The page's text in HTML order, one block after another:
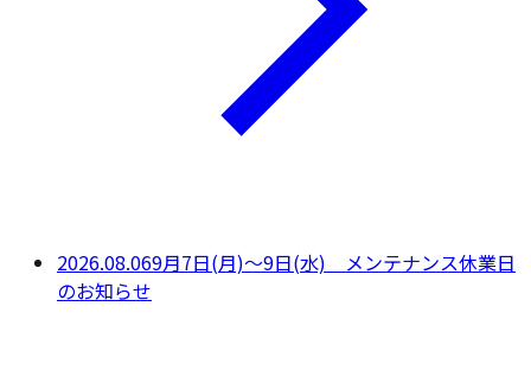
2026.08.069月7日(月)～9日(水) メンテナンス休業日
のお知らせ